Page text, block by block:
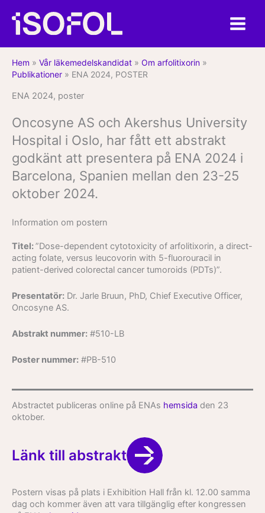
innehåll
Hem » Vår läkemedelskandidat » Om arfolitixorin »
Publikationer » ENA 2024, POSTER
ENA 2024, poster
Oncosyne AS och Akershus University
Hospital i Oslo, har fått ett abstrakt
godkänt att presentera på ENA 2024 i
Barcelona, Spanien mellan den 23-25
oktober 2024.
Information om postern
Titel:”Dose-dependent cytotoxicity of arfolitixorin, a direct-
acting folate, versus leucovorin with 5-fluorouracil in
patient-derived colorectal cancer tumoroids (PDTs)”.
Presentatör: Dr. Jarle Bruun, PhD, Chief Executive Officer,
Oncosyne AS.
Abstrakt nummer: #510-LB
Poster nummer: #PB-510
Abstractet publiceras online på ENAs hemsida den 23
oktober.
Länk till abstrakt
Postern visas på plats i Exhibition Hall från kl. 12.00 samma
dag och kommer även att vara tillgänglig efter kongressen